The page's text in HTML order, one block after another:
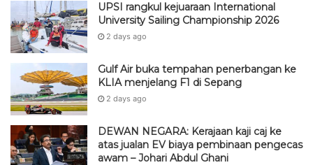
UPSI rangkul kejuaraan International
University Sailing Championship 2026
2 days ago
Gulf Air buka tempahan penerbangan ke
KLIA menjelang F1 di Sepang
2 days ago
DEWAN NEGARA: Kerajaan kaji caj ke
atas jualan EV biaya pembinaan pengecas
awam – Johari Abdul Ghani